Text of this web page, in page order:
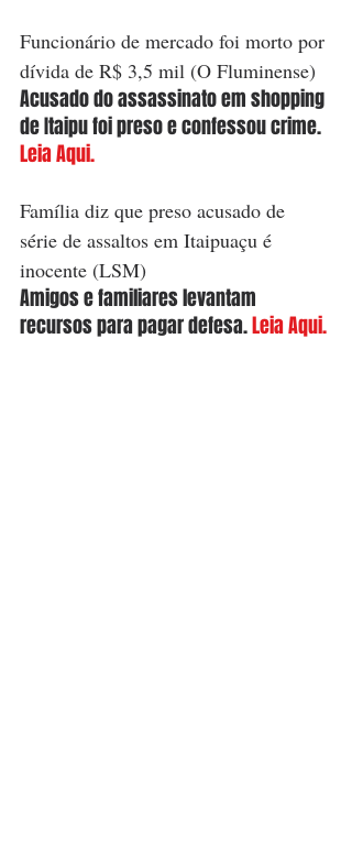
Funcionário de mercado foi morto por
dívida de R$ 3,5 mil (O Fluminense)
Acusado do assassinato em shopping
de Itaipu foi preso e confessou crime.
Leia Aqui.
Família diz que preso acusado de
série de assaltos em Itaipuaçu é
inocente (LSM)
Amigos e familiares levantam
recursos para pagar defesa. Leia Aqui.